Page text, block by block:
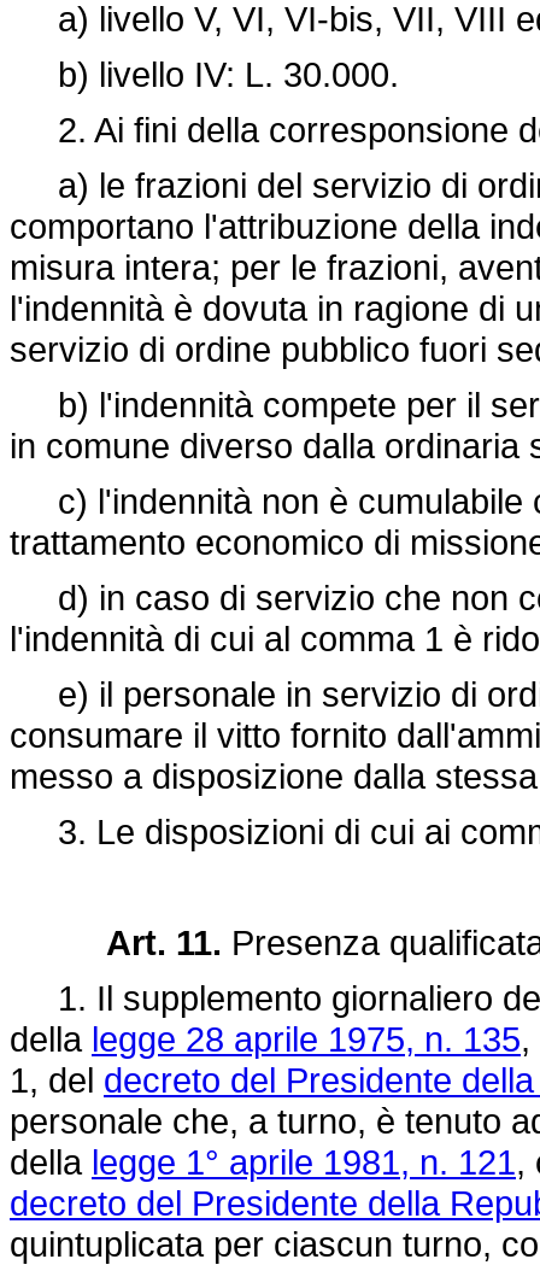
a) livello V, VI, VI-bis, VII, VIII
b) livello IV: L. 30.000.
2. Ai fini della corresponsione
a) le frazioni del servizio di
comportano l'attribuzione della
misura intera; per le frazioni,
l'indennità è dovuta in ragione di
servizio di ordine pubblico fuori
b) l'indennità compete per il
in comune diverso dalla ordinaria
c) l'indennità non è cumulabile
trattamento economico di
d) in caso di servizio che non
l'indennità di cui al comma 1 è
e) il personale in servizio di
consumare il vitto fornito
messo a disposizione dalla
3. Le disposizioni di cui ai
Art. 11. Presenza
1. Il supplemento giornaliero
della legge 28 aprile 1975, n. 135,
1, del decreto del Presidente
personale che, a turno, è tenuto
della legge 1° aprile 1981, n. 121,
decreto del Presidente della
quintuplicata per ciascun turno,